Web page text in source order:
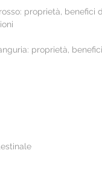
proprietà, benefici
proprietà,